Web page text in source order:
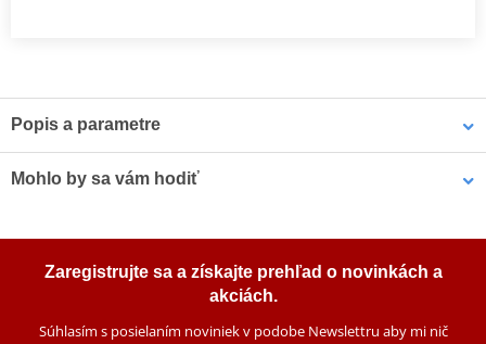
Popis a parametre
kufra na motorku. Jedná se o montážna sadu speciálně navrženou
každého modelu. Výsledkem je vysoce kvalitní a bezpečný produkt,
K upevnění vrchního kufra SHAD na motorku stačí namontovat
tuto montážna sadu, plotna je vždy součástí kufra (kromě kuforů
TR48/TR37).
Mohlo by sa vám hodiť
Zaregistrujte sa a získajte prehľad o novinkách a
akciách.
Súhlasím s posielaním noviniek v podobe Newslettru aby mi nič